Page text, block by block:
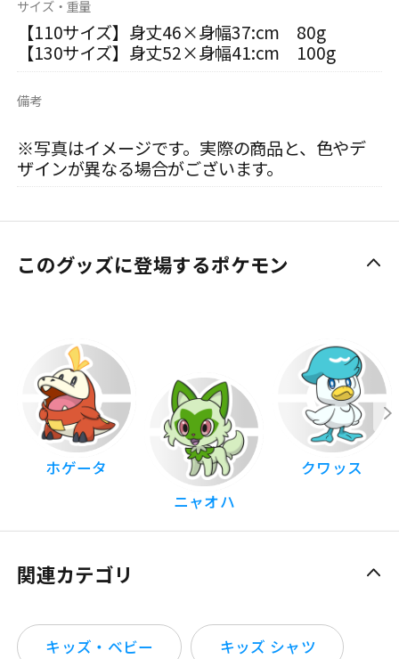
サイズ・重量
【110サイズ】身丈46×身幅37:cm 80g
【130サイズ】身丈52×身幅41:cm 100g
備考
※写真はイメージです。実際の商品と、色やデ
ザインが異なる場合がございます。
このグッズに登場するポケモン
ホゲータ
ニャオハ
クワッス
関連カテゴリ
キッズ・ベビー キッズ シャツ